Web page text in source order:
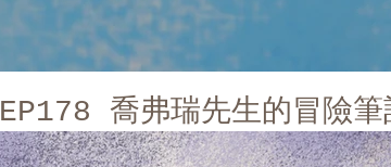
EP178 喬弗瑞先生的冒險筆